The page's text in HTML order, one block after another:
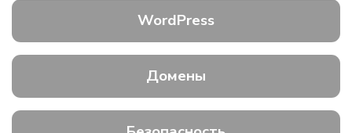
WordPress
Домены